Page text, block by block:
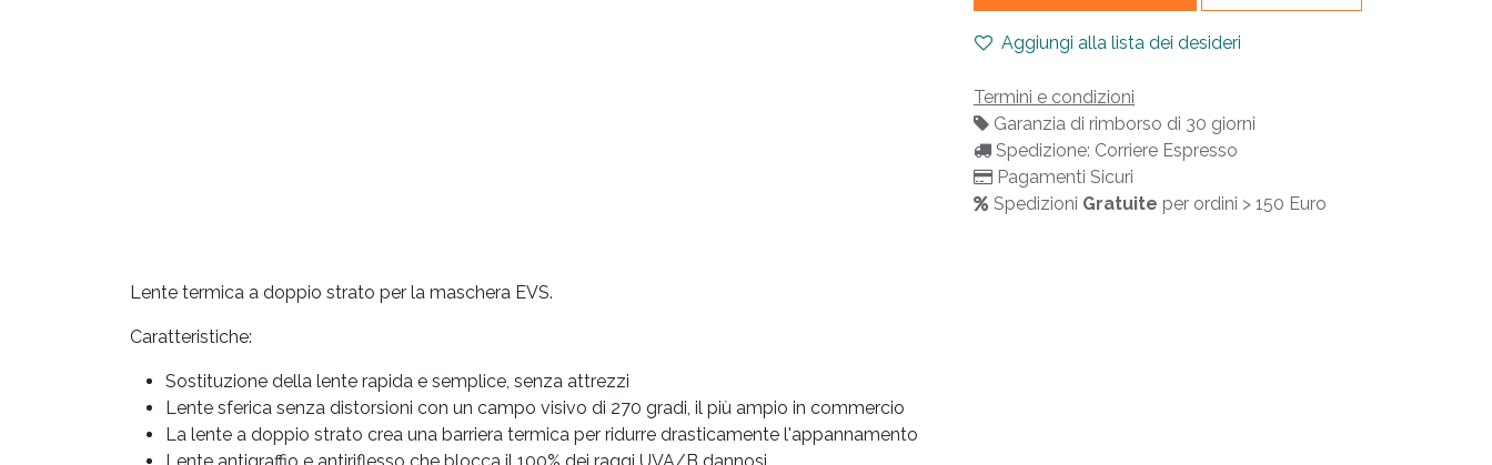
Aggiungi alla lista dei desideri
Termini e condizioni
Garanzia di rimborso di 30 giorni
Spedizione: Corriere Espresso
Pagamenti Sicuri
Spedizioni Gratuite per ordini > 150 Euro
Lente termica a doppio strato per la maschera EVS.
Caratteristiche:
Sostituzione della lente rapida e semplice, senza attrezzi
Lente sferica senza distorsioni con un campo visivo di 270 gradi, il più ampio in commercio
La lente a doppio strato crea una barriera termica per ridurre drasticamente l'appannamento
Lente antigraffio e antiriflesso che blocca il 100% dei raggi UVA/B dannosi